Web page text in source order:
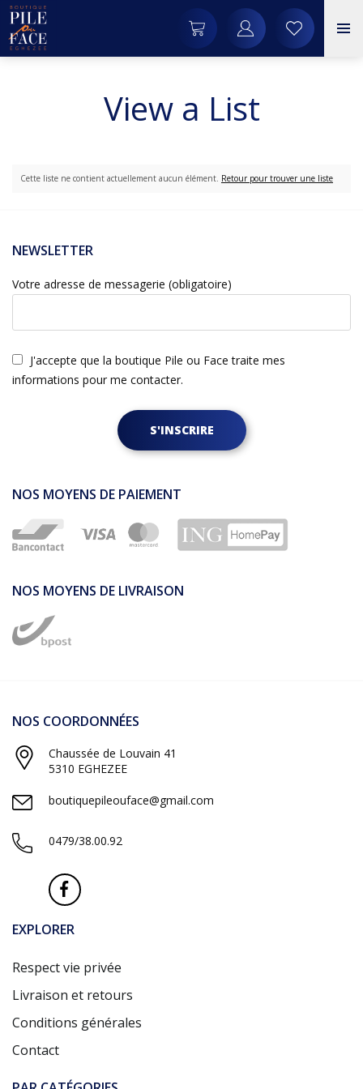
View a List
Cette liste ne contient actuellement aucun élément. Retour pour trouver une liste
NEWSLETTER
Votre adresse de messagerie (obligatoire)
J'accepte que la boutique Pile ou Face traite mes
informations pour me contacter.
S'INSCRIRE
NOS MOYENS DE PAIEMENT
NOS MOYENS DE LIVRAISON
NOS COORDONNÉES
Chaussée de Louvain 41
5310 EGHEZEE
boutiquepileouface@gmail.com
0479/38.00.92
EXPLORER
Respect vie privée
Livraison et retours
Conditions générales
Contact